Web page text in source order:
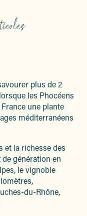
plus de 2
les Phocéens
une plante
méditerranéens
et la richesse des
génération en
le vignoble
du-Rhône,